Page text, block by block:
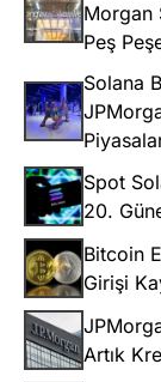
Morgan
Peş
Solana
Spot
20.
Bitcoin
Girişi
Artık